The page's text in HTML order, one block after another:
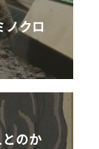
ノクロ
のか